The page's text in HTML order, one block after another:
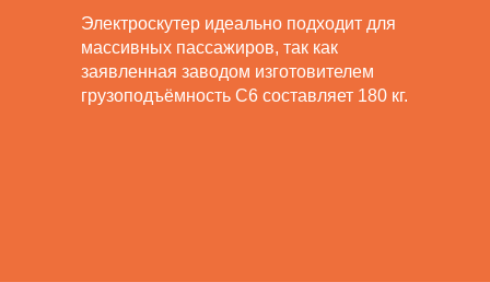
Электроскутер идеально подходит для
массивных пассажиров, так как
заявленная заводом изготовителем
грузоподъёмность C6 составляет 180 кг.